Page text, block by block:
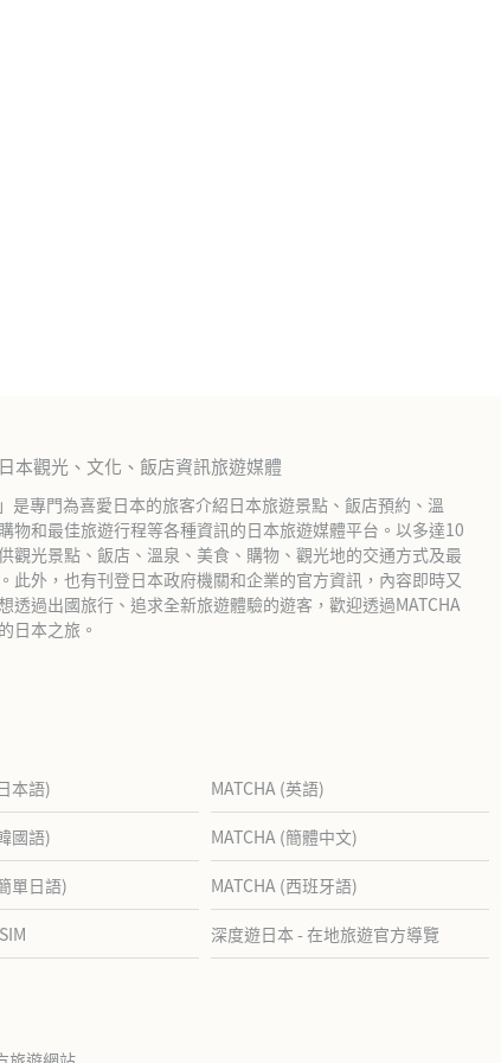
本觀光、文化、飯店資訊旅遊媒體
」是專門為喜愛日本的旅客介紹日本旅遊景點、飯店預約、溫
物和最佳旅遊行程等各種資訊的日本旅遊媒體平台。以多達10
觀光景點、飯店、溫泉、美食、購物、觀光地的交通方式及最
此外，也有刊登日本政府機關和企業的官方資訊，內容即時又
透過出國旅行、追求全新旅遊體驗的遊客，歡迎透過MATCHA
日本之旅。
本語) MATCHA (英語)
國語) MATCHA (簡體中文)
單日語) MATCHA (西班牙語)
深度遊日本 - 在地旅遊官方導覽